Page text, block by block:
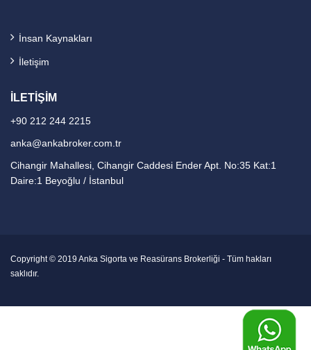
İnsan Kaynakları
İletişim
İLETİŞİM
+90 212 244 2215
anka@ankabroker.com.tr
Cihangir Mahallesi, Cihangir Caddesi Ender Apt. No:35 Kat:1
Daire:1 Beyoğlu / İstanbul
Copyright © 2019 Anka Sigorta ve Reasürans Brokerliği - Tüm hakları
saklıdır.